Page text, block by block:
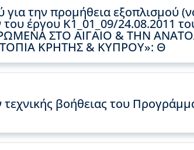
την προμήθεια εξοπλισμού
έργου Κ1_01_09/24.08.2011
ΣΤΟ ΑΙΓΑΙΟ & ΤΗΝ
ΤΟΠΙΑ ΚΡΗΤΗΣ & ΚΥΠΡΟΥ»: Θ
βοήθειας του